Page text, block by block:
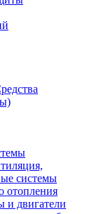
системы
отопления
и двигатели